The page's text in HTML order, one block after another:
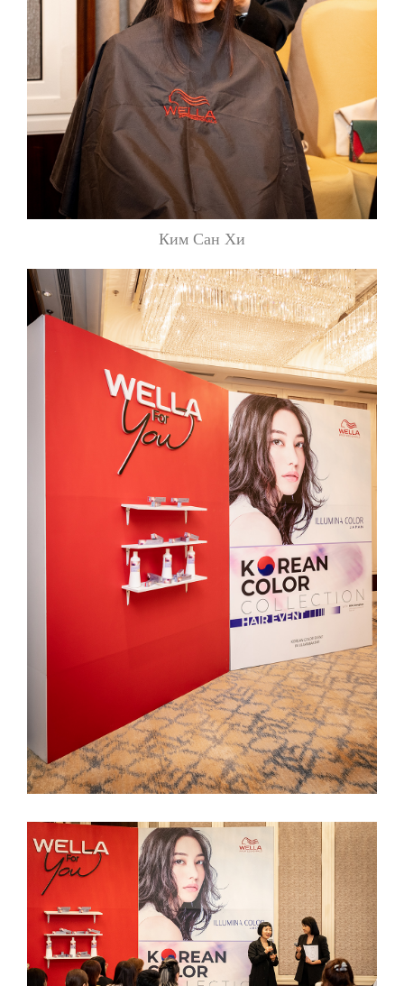
Ким Сан Хи